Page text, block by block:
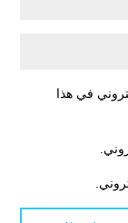
في هذا